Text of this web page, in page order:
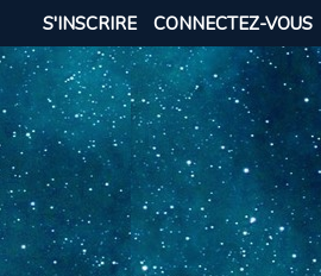
CONNECTEZ-VOUS
S'INSCRIRE